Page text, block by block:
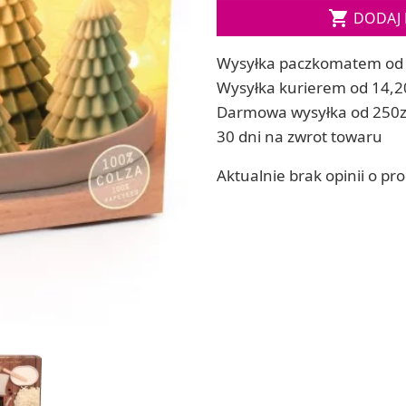
ręcznych
Soda, kwasek, formy do kul do kąpieli
Dodatki: barwniki i zapachy
RZEŹBA, GLINY I ODLEWY
Lepienie i rzeźbienie
Odlewy dekoracyjne
Tworzenie z gliny polimerowej
Modelowanie dla dzieci
 DODAJ
Wysyłka paczkomatem od
Wysyłka kurierem od
Darmowa wysyłka od
30 dni na zwrot towaru
Aktualnie brak opinii o